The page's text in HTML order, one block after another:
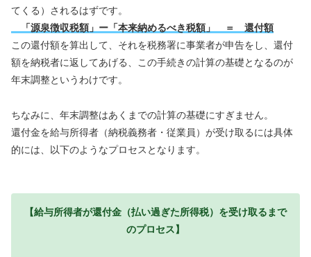
てくる）されるはずです。
「源泉徴収税額」ー「本来納めるべき税額」 ＝ 還付額
この還付額を算出して、それを税務署に事業者が申告をし、還付
額を納税者に返してあげる、この手続きの計算の基礎となるのが
年末調整というわけです。
ちなみに、年末調整はあくまでの計算の基礎にすぎません。
還付金を給与所得者（納税義務者・従業員）が受け取るには具体
的には、以下のようなプロセスとなります。
【給与所得者が還付金（払い過ぎた所得税）を受け取るまで
のプロセス】